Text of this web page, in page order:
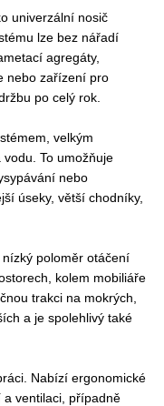
univerzální nosič
lze bez nářadí
agregáty,
nebo zařízení pro
po celý rok.
velkým
To umožňuje
nebo
úseky, větší chodníky,
poloměr otáčení
kolem mobiliáře
trakci na mokrých,
a je spolehlivý také
Nabízí ergonomické
ventilaci, případně